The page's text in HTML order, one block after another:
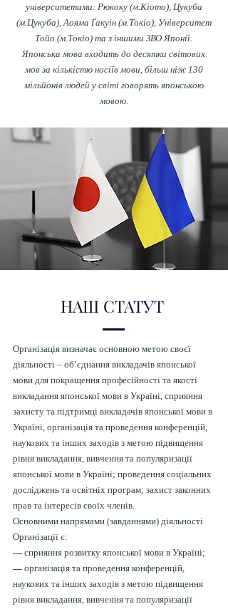
університетами: Рюкоку (м.Кіото), Цукуба
(м.Цукуба), Аояма Ґакуін (м.Токіо), Університет
Тойо (м.Токіо) та з іншими ЗВО Японії.
Японська мова входить до десятки світових
мов за кількістю носіїв мови, більш ніж 130
мільйонів людей у ​​світі говорять японською
мовою.
НАШ СТАТУТ
Організація визначає основною метою своєї
діяльності – об’єднання викладачів японської
мови для покращення професійності та якості
викладання японської мови в Україні, сприяння
захисту та підтримці викладачів японської мови в
Україні, організація та проведення конференцій,
наукових та інших заходів з метою підвищення
рівня викладання, вивчення та популяризації
японської мови в Україні; проведення соціальних
досліджень та освітніх програм; захист законних
прав та інтересів своїх членів.
Основними напрямами (завданнями) діяльності
Організації є:
— сприяння розвитку японської мови в Україні;
— організація та проведення конференцій,
наукових та інших заходів з метою підвищення
рівня викладання, вивчення та популяризації